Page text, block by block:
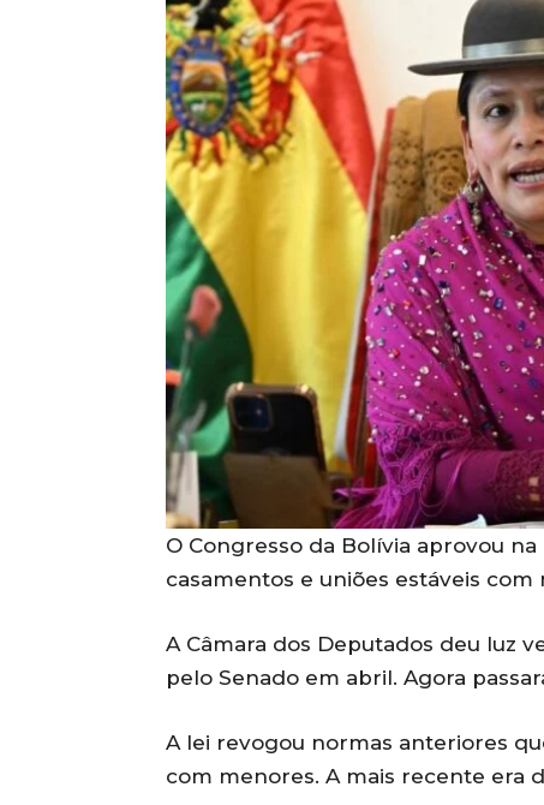
O Congresso da Bolívia aprovou
casamentos e uniões estáveis com
A Câmara dos Deputados deu luz
pelo Senado em abril. Agora
A lei revogou normas anteriores
com menores. A mais recente era